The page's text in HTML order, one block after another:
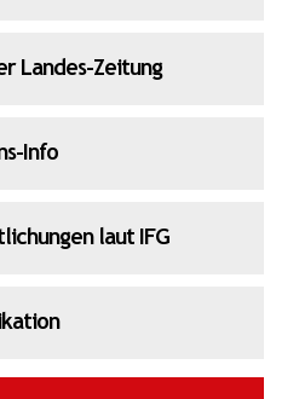
Landes-Zeitung
Info
laut IFG